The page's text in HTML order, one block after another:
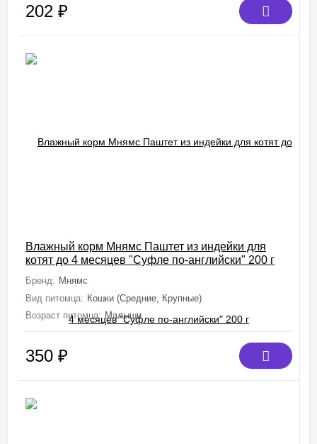
202 ₽
Влажный корм Мнямс Паштет из индейки для
котят до 4 месяцев "Суфле по-английски" 200 г
Бренд: Мнямс
Вид питомца: Кошки (Средние, Крупные)
Возраст питомца: Малыши
350 ₽